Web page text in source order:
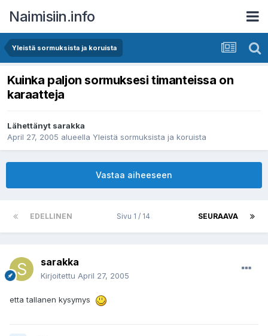
Naimisiin.info
Yleistä sormuksista ja koruista
Kuinka paljon sormuksesi timanteissa on
karaatteja
Lähettänyt sarakka
April 27, 2005 alueella Yleistä sormuksista ja koruista
Vastaa aiheeseen
EDELLINEN SEURAAVA
Sivu 1 / 14
sarakka
Kirjoitettu April 27, 2005
etta tallanen kysymys